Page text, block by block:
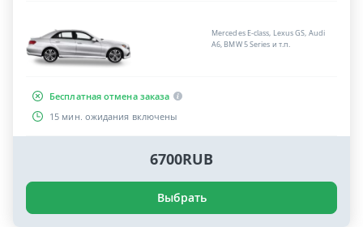
Mercedes E-class, Lexus GS, Audi
A6, BMW 5 Series и т.п.
Бесплатная отмена заказа
15 мин. ожидания включены
6700RUB
Выбрать